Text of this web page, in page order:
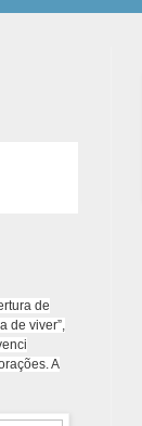
de
de viver”,
A